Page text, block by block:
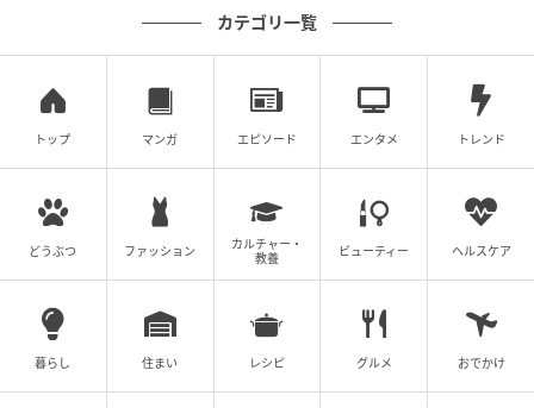
シイエヌエスは1985年設立、東証グロース上場（証券
コード：4076）で、連結従業員数265名のITソリュー
ション企業です。
「U-Way Lite OCI Security Model」は、個別設計不要
のパッケージ構成でOCI環境に高度なネットワークセ
キュリティを短期間で導入できます。
Network Firewall・ロードバランサ・アクセス制御の3
つの機能が一括で揃っているため、複雑なセキュリテ
カテゴリ一覧
トップ マンガ エピソード エンタメ トレンド
どうぶつ ファッション
カルチャー・
教養
ビューティー ヘルスケア
暮らし 住まい レシピ グルメ おでかけ